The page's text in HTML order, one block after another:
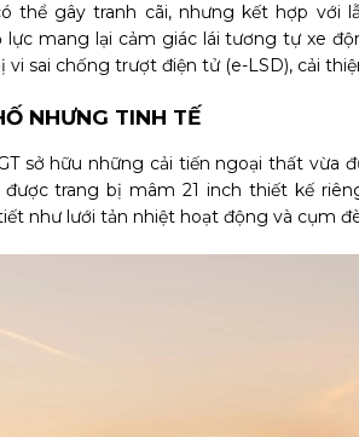
thể gây tranh cãi, nhưng kết hợp với
lực mang lại cảm giác lái tương tự xe
vi sai chống trượt điện tử (e-LSD), cải
NHƯNG TINH TẾ
sở hữu những cải tiến ngoại thất vừa
trang bị mâm 21 inch thiết kế
như lưới tản nhiệt hoạt động và cụm